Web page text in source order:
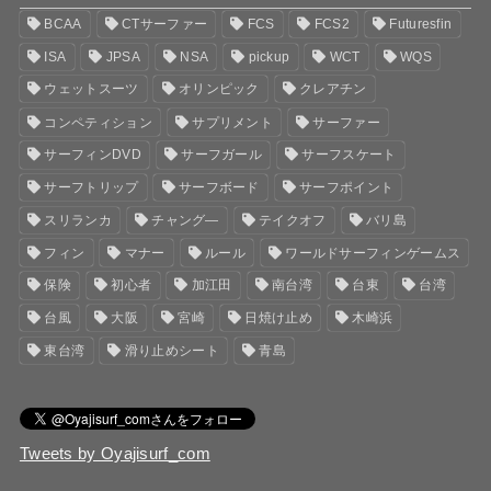
BCAA CTサーファー FCS FCS2 Futuresfin
ISA JPSA NSA pickup WCT WQS
ウェットスーツ オリンピック クレアチン
コンペティション サプリメント サーファー
サーフィンDVD サーフガール サーフスケート
サーフトリップ サーフボード サーフポイント
スリランカ チャング― テイクオフ バリ島
フィン マナー ルール ワールドサーフィンゲームス
保険 初心者 加江田 南台湾 台東 台湾
台風 大阪 宮崎 日焼け止め 木崎浜
東台湾 滑り止めシート 青島
Tweets by Oyajisurf_com